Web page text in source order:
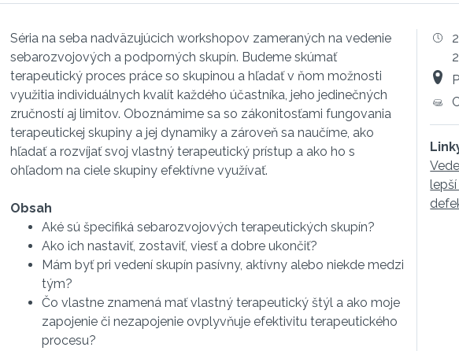
Séria na seba nadväzujúcich workshopov zameraných na vedenie
sebarozvojových a podporných skupín. Budeme skúmať
terapeutický proces práce so skupinou a hľadať v ňom možnosti
využitia individuálnych kvalít každého účastníka, jeho jedinečných
zručností aj limitov. Oboznámime sa so zákonitosťami fungovania
terapeutickej skupiny a jej dynamiky a zároveň sa naučíme, ako
hľadať a rozvíjať svoj vlastný terapeutický prístup a ako ho s
ohľadom na ciele skupiny efektívne využívať.
Obsah
Aké sú špecifiká sebarozvojových terapeutických skupín?
Ako ich nastaviť, zostaviť, viesť a dobre ukončiť?
Mám byť pri vedení skupín pasívny, aktívny alebo niekde medzi
tým?
Čo vlastne znamená mať vlastný terapeutický štýl a ako moje
zapojenie či nezapojenie ovplyvňuje efektivitu terapeutického
procesu?